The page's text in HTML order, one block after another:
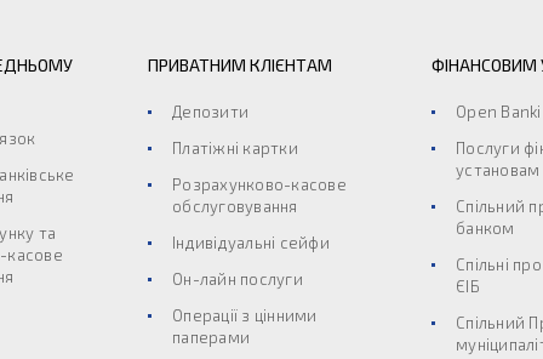
та
касове
ПРИВАТНИМ КЛІЄНТАМ
Депозити
Платіжні картки
Розрахунково-касове
обслуговування
Індивідуальні сейфи
Он-лайн послуги
Операції з цінними
паперами
Open
Послуги
установам
Спільний
банком
Спільні
ЄІБ
Спільний